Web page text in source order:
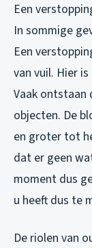
Een
In sommige
Een
van vuil. Hier
Vaak
objecten. De
en groter tot
dat er geen
moment dus
u heeft dus te
De riolen van